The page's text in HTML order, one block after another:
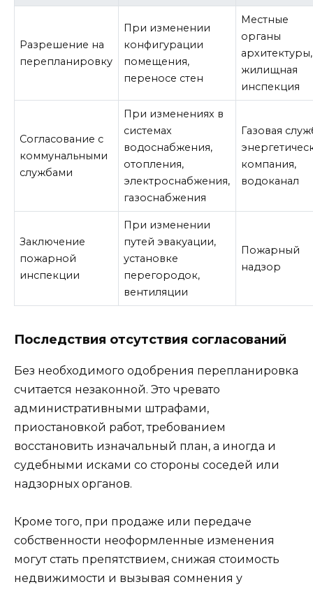
Разрешение на
перепланировку
При изменении
конфигурации
помещения,
переносе стен
Местные
органы
архитектуры,
жилищная
инспекция
Согласование с
коммунальными
службами
При изменениях в
системах
водоснабжения,
отопления,
электроснабжения,
газоснабжения
Газовая
компания,
водоканал
Заключение
пожарной
инспекции
При изменении
путей эвакуации,
установке
перегородок,
вентиляции
Пожарный
надзор
Последствия отсутствия согласований
Без необходимого одобрения перепланировка
считается незаконной. Это чревато
административными штрафами,
приостановкой работ, требованием
восстановить изначальный план, а иногда и
судебными исками со стороны соседей или
надзорных органов.
Кроме того, при продаже или передаче
собственности неоформленные изменения
могут стать препятствием, снижая стоимость
недвижимости и вызывая сомнения у